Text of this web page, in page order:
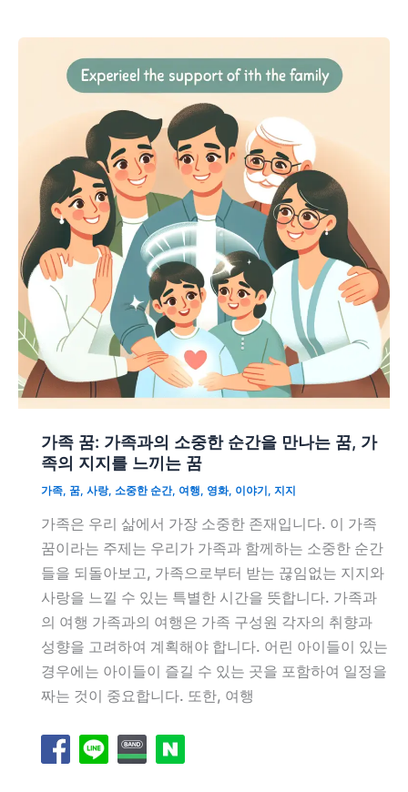
가족 꿈: 가족과의 소중한 순간을 만나는 꿈, 가
족의 지지를 느끼는 꿈
가족, 꿈, 사랑, 소중한 순간, 여행, 영화, 이야기, 지지
가족은 우리 삶에서 가장 소중한 존재입니다. 이 가족
꿈이라는 주제는 우리가 가족과 함께하는 소중한 순간
들을 되돌아보고, 가족으로부터 받는 끊임없는 지지와
사랑을 느낄 수 있는 특별한 시간을 뜻합니다. 가족과
의 여행 가족과의 여행은 가족 구성원 각자의 취향과
성향을 고려하여 계획해야 합니다. 어린 아이들이 있는
경우에는 아이들이 즐길 수 있는 곳을 포함하여 일정을
짜는 것이 중요합니다. 또한, 여행